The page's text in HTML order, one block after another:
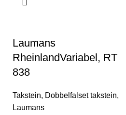
Laumans
RheinlandVariabel, RT
838
Takstein, Dobbelfalset takstein,
Laumans